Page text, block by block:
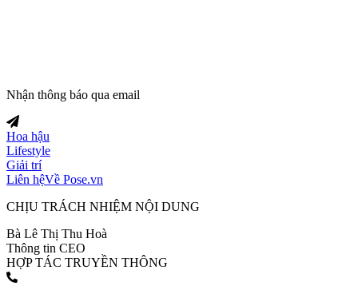
Nhận thông báo qua email
Hoa hậu
Lifestyle
Giải trí
Liên hệVề Pose.vn
CHỊU TRÁCH NHIỆM NỘI DUNG
Bà Lê Thị Thu Hoà
Thông tin CEO
HỢP TÁC TRUYỀN THÔNG